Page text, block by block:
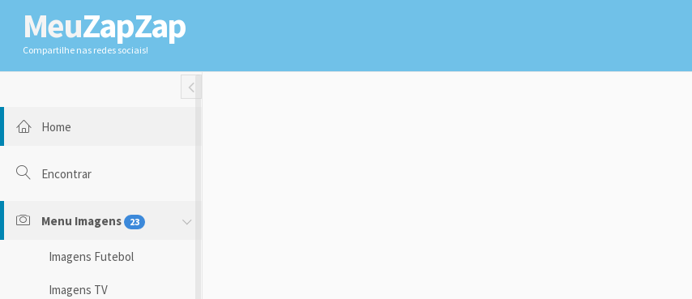
MeuZapZap
Compartilhe nas redes sociais!
Toggle Fullwidth
Home
Encontrar
Menu Imagens 23
Imagens Futebol
Imagens TV